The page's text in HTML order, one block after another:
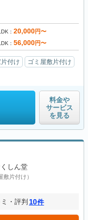
20,000円〜
56,000円〜
付け
ゴミ屋敷片付け
料金や
サービス
を見る
しん堂
敷片付け）
・評判 10件